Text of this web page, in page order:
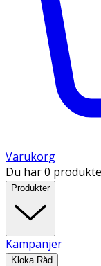
Varukorg
Du har 0
Produkter
Kampanjer
Kloka Råd